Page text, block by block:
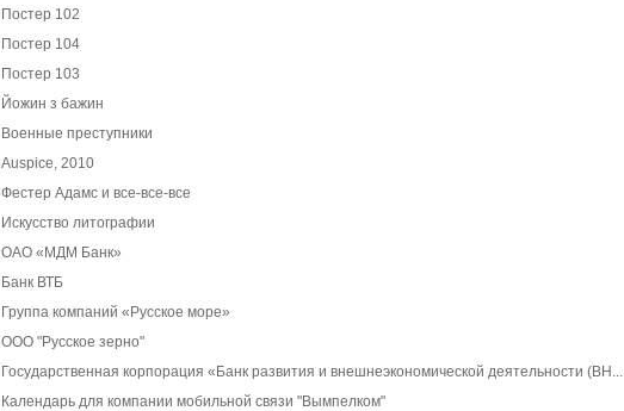
Постер 102
Постер 104
Постер 103
Йожин з бажин
Военные преступники
Auspice, 2010
Фестер Адамс и все-все-все
Искусство литографии
ОАО «МДМ Банк»
Банк ВТБ
Группа компаний «Русское море»
ООО "Русское зерно"
Государственная корпорация «Банк развития и внешнеэкономической деятельности (ВН...
Календарь для компании мобильной связи "Вымпелком"